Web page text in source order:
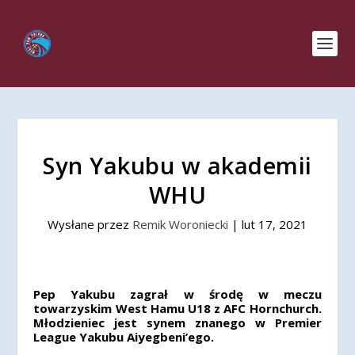
Syn Yakubu w akademii
WHU
Wysłane przez Remik Woroniecki | lut 17, 2021
Pep Yakubu zagrał w środę w meczu
towarzyskim West Hamu U18 z AFC Hornchurch.
Młodzieniec jest synem znanego w Premier
League Yakubu Aiyegbeni’ego.